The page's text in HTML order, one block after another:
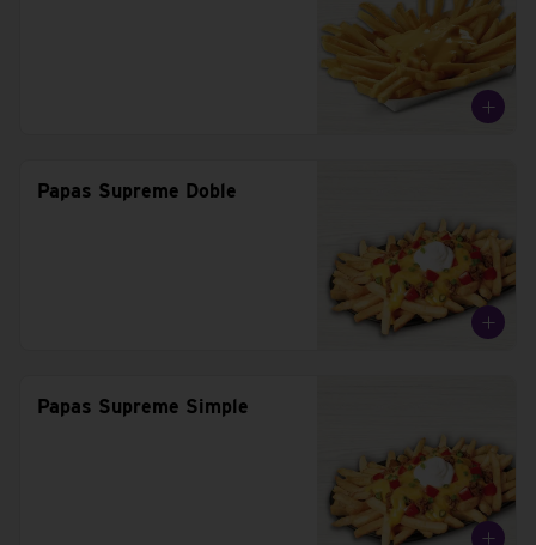
Papas Supreme Doble
Papas Supreme Simple